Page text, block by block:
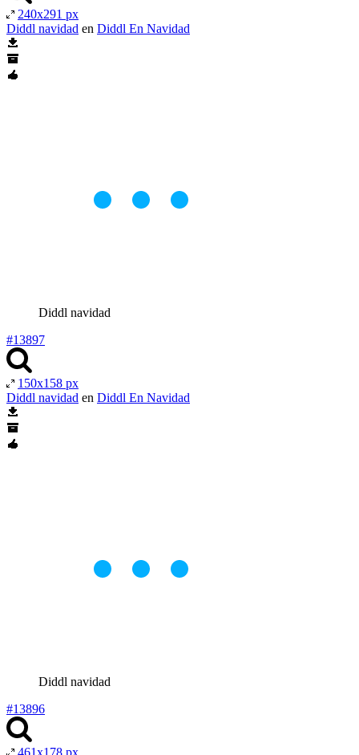
240x291 px
Diddl navidad en Diddl En Navidad
Diddl navidad
#13897
150x158 px
Diddl navidad en Diddl En Navidad
Diddl navidad
#13896
461x178 px